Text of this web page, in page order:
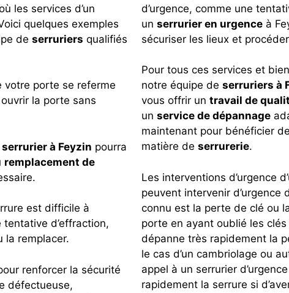
les services d’un
quelques exemples
de serruriers qualifiés
votre porte se referme
la porte sans
serrurier à Feyzin pourra
remplacement de
est difficile à
d’effraction,
la remplacer.
renforcer la sécurité
défectueuse,
d’urgence, comme une
un serrurier en urgence à
sécuriser les lieux et
Pour tous ces services et
notre équipe de serruriers à
vous offrir un travail de
un service de dépannage
maintenant pour bénéficier
matière de serrurerie.
Les interventions d’urgence
peuvent intervenir
connu est la perte de clé ou
porte en ayant oublié les clés
dépanne très rapidement la
le cas d’un cambriolage ou
appel à un serrurier
rapidement la serrure si